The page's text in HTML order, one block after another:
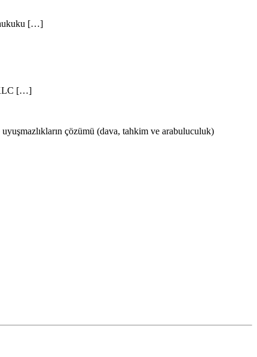
hukuku […]
KLC […]
çözümü (dava, tahkim ve arabuluculuk)